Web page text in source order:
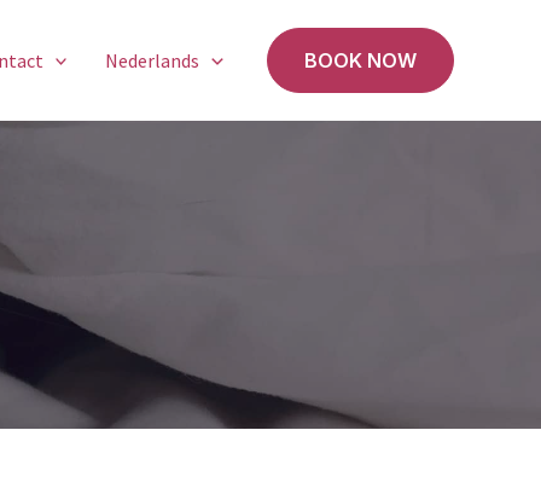
Nederlands BOOK NOW